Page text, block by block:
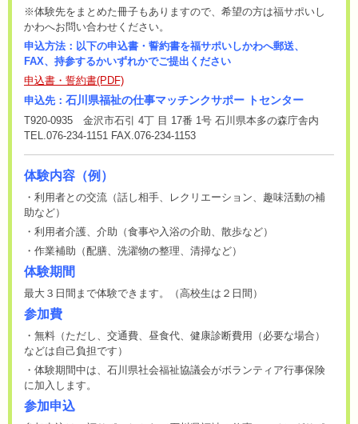
※体験先をまとめた冊子もありますので、希望の方は福サポいし
かわへお問い合わせください。
申込方法：以下の申込書・誓約書を福サポいしかわへ郵送、
FAX、持参するかいずれかでご提出ください
申込書・誓約書(PDF)
申込先： 石川県福祉の仕事マッチンクサポー トセンター
T920-0935 金沢市石引 4丁 目 17番 1号 石川県本多の森庁舎内
TEL.076-234-1151 FAX.076-234-1153
体験内容（例）
・利用者との交流（話し相手、レクリエーション、趣味活動の補
助など）
・利用者介護、介助（食事や入浴の介助、散歩など）
・作業補助（配膳、洗濯物の整理、清掃など）
体験期間
最大３日間まで体験できます。（高校生は２日間）
参加費
・無料（ただし、交通費、昼食代、健康診断費用（必要な場合）
などは自己負担です）
・体験期間中は、石川県社会福祉協議会がボランティア行事保険
に加入します。
参加申込